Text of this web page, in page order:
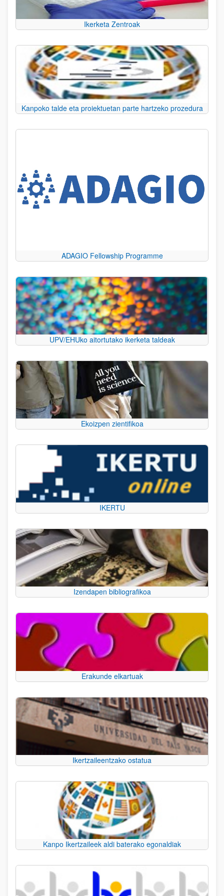
Ikerketa Zentroak
Kanpoko talde eta proiektuetan parte hartzeko prozedura
ADAGIO Fellowship Programme
UPV/EHUko aitortutako ikerketa taldeak
Ekoizpen zientifikoa
IKERTU
Izendapen bibliografikoa
Erakunde elkartuak
Ikertzaileentzako ostatua
Kanpo Ikertzaileek aldi baterako egonaldiak